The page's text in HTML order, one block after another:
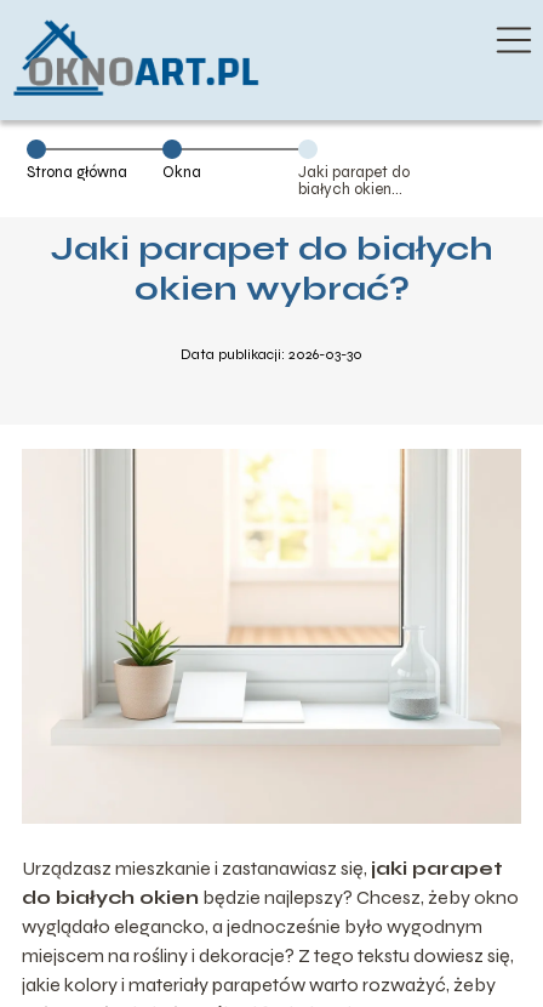
Strona główna Okna
Jaki parapet do
białych okien
Jaki parapet do białych
okien wybrać?
Data publikacji: 2026-03-30
Urządzasz mieszkanie i zastanawiasz się, jaki parapet
do białych okien będzie najlepszy? Chcesz, żeby okno
wyglądało elegancko, a jednocześnie było wygodnym
miejscem na rośliny i dekoracje? Z tego tekstu dowiesz się,
jakie kolory i materiały parapetów warto rozważyć, żeby